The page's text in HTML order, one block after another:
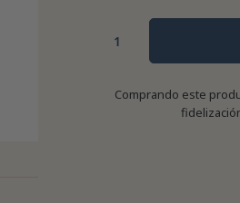
Comprando este